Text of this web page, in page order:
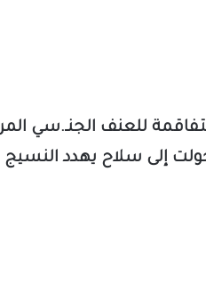
للعنف الجنـ.سي
إلى سلاح يهدد النسيج